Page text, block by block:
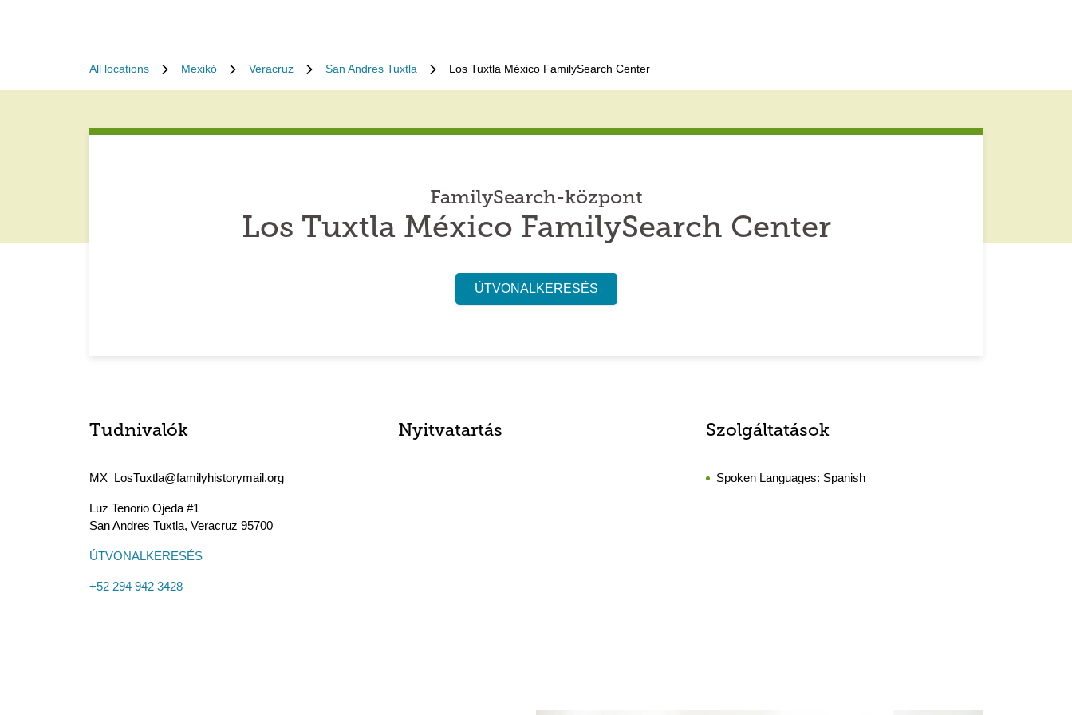
All locations Mexikó Veracruz San Andres Tuxtla Los Tuxtla México FamilySearch Center
FamilySearch-központ
Los Tuxtla México FamilySearch Center
ÚTVONALKERESÉS
Tudnivalók
MX_LosTuxtla@familyhistorymail.org
Luz Tenorio Ojeda #1
San Andres Tuxtla, Veracruz 95700
ÚTVONALKERESÉS
+52 294 942 3428
Nyitvatartás Szolgáltatások
Spoken Languages: Spanish